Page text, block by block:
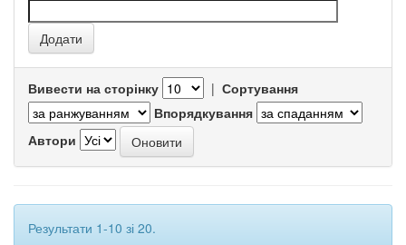
Вивести на сторінку | Сортування
Впорядкування
Автори
Результати 1-10 зі 20.